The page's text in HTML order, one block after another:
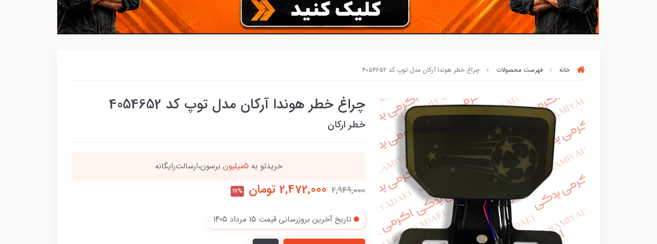
خانه فهرست محصولات چراغ خطر هوندا آرکان مدل توپ کد 4054652
چراغ خطر هوندا آرکان مدل توپ کد 4054652
خطر ارکان
بسته ها سرموقع (بدون‌تاخیر) ارسال میگردد خریدتو به 5میلیون برسون،ارسالت‌رایگانه
2,949,000
2,472,000 تومان 17%
تاریخ آخرین بروزرسانی قیمت 15 مرداد 1405